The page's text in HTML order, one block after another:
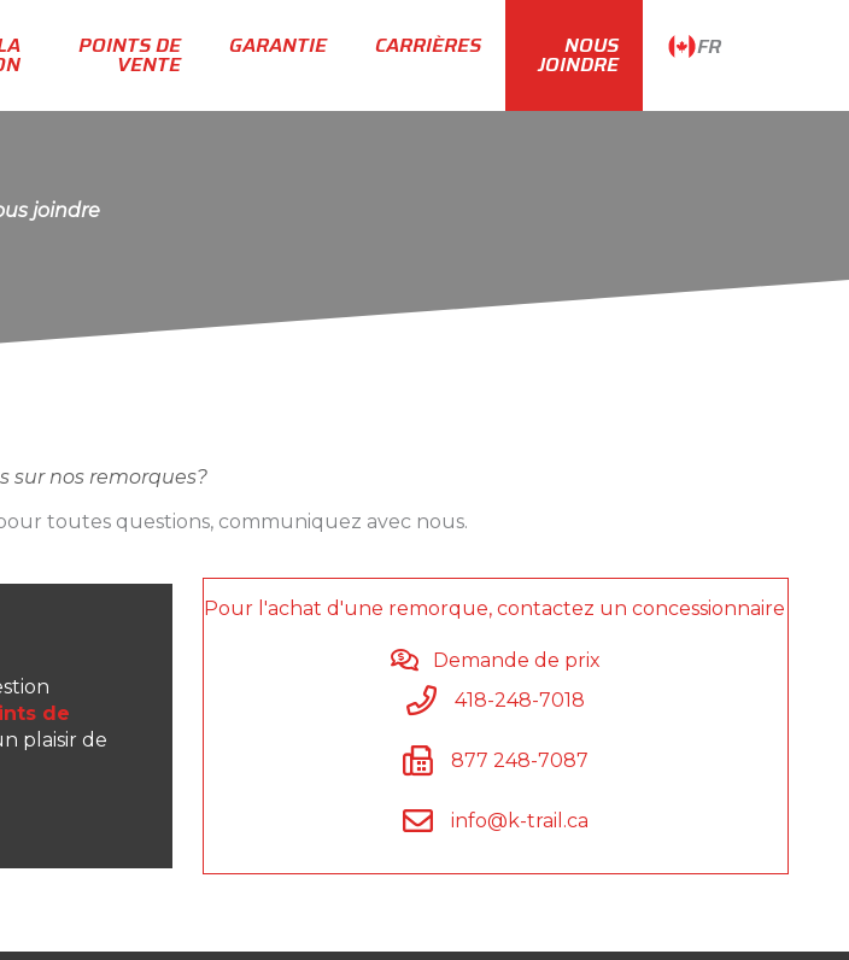
POINTS DE
VENTE
GARANTIE CARRIÈRES NOUS
JOINDRE
FR
joindre
sur nos remorques?
toutes questions, communiquez avec nous.
de
plaisir de
Pour l'achat d'une remorque, contactez un concessionnaire
Demande de prix
418-248-7018
877 248-7087
info@k-trail.ca